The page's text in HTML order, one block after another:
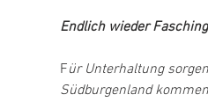
Endlich wieder
Für Unterhaltung
Südburgenland